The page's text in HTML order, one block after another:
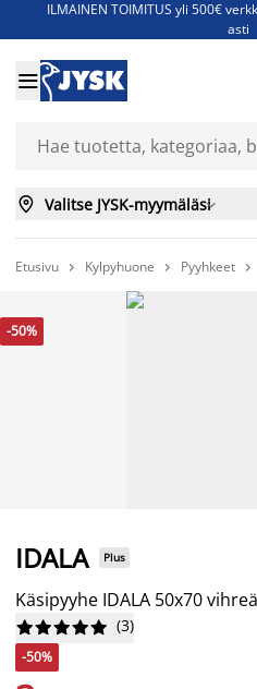
ILMAINEN TOIMITUS yli 500€
asti
Jenkkisänkyjä -

 Valitse JYSK-myymäläsi
Etusivu  Kylpyhuone  Pyyhkeet 
-50%
IDALA Plus
Käsipyyhe IDALA 50x70 vihreä





 (3)
-50%